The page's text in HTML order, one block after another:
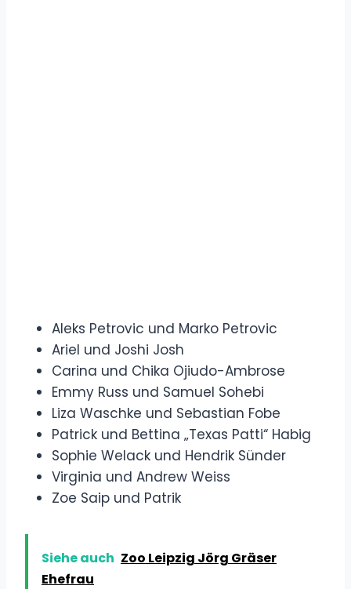
Aleks Petrovic und Marko Petrovic
Ariel und Joshi Josh
Carina und Chika Ojiudo-Ambrose
Emmy Russ und Samuel Sohebi
Liza Waschke und Sebastian Fobe
Patrick und Bettina „Texas Patti“ Habig
Sophie Welack und Hendrik Sünder
Virginia und Andrew Weiss
Zoe Saip und Patrik
Siehe auch Zoo Leipzig Jörg Gräser
Ehefrau